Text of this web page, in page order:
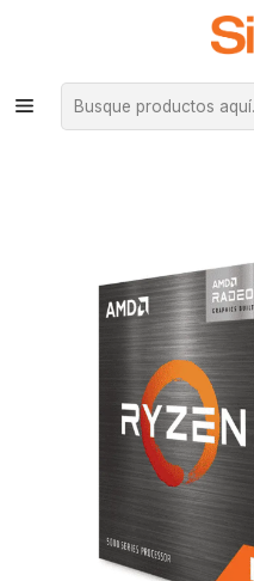
¡Compra hasta mediodía y recibe
Santiago. Envío gratis desde
Inicio Componentes
Procesador AMD Ryzen 5
Socket